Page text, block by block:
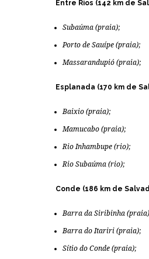
Entre Rios (142 km de
Subaúma (praia);
Porto de Sauípe (praia);
Massarandupió (praia);
Esplanada (170 km de
Baixio (praia);
Mamucabo (praia);
Rio Inhambupe (rio);
Rio Subaúma (rio);
Conde (186 km de
Barra da Siribinha
Barra do Itariri (praia);
Sítio do Conde (praia);